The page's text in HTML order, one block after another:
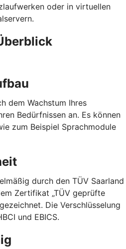
oder in virtuellen
dem Wachstum Ihres
Bedürfnissen an. Es können
zum Beispiel Sprachmodule
durch den TÜV Saarland
Zertifikat „TÜV geprüfte
Die Verschlüsselung
und EBICS.